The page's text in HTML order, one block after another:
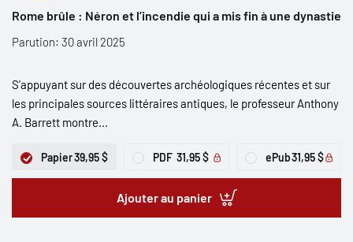
Rome brûle : Néron et l’incendie qui a mis fin à une dynastie
Parution: 30 avril 2025
S'appuyant sur des découvertes archéologiques récentes et sur
les principales sources littéraires antiques, le professeur Anthony
A. Barrett montre...
Papier39,95 $ PDF 31,95 $ ePub31,95 $
Ajouter au panier